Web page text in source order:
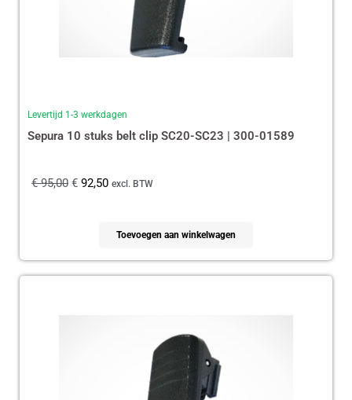
Levertijd 1-3 werkdagen
Sepura 10 stuks belt clip SC20-SC23 | 300-01589
€95,00 € 92,50 excl. BTW
Toevoegen aan winkelwagen